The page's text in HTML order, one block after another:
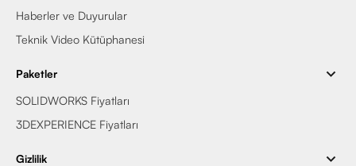
Haberler ve Duyurular
Teknik Video Kütüphanesi
Paketler
SOLIDWORKS Fiyatları
3DEXPERIENCE Fiyatları
Gizlilik